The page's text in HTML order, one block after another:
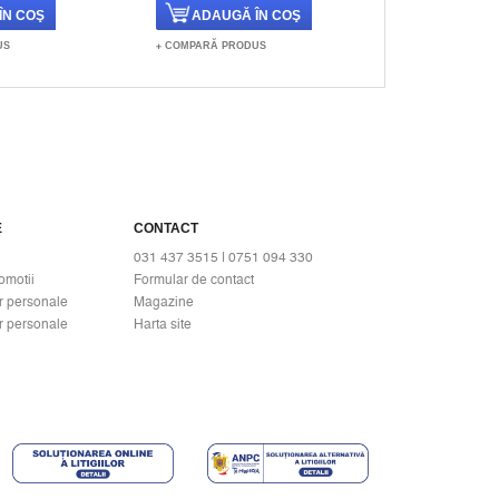
COMPARĂ PRODUS
personale
personale
CONTACT
031 437 3515 | 0751 094 330
Formular de contact
Magazine
Harta site